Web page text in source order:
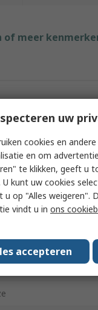
of meer
Pressure
Rate
Standard
uw
cookies en
en om
te klikken, geeft u
U kunt uw cookies
u op "Alles weigeren".
vindt u in ons
accepteren